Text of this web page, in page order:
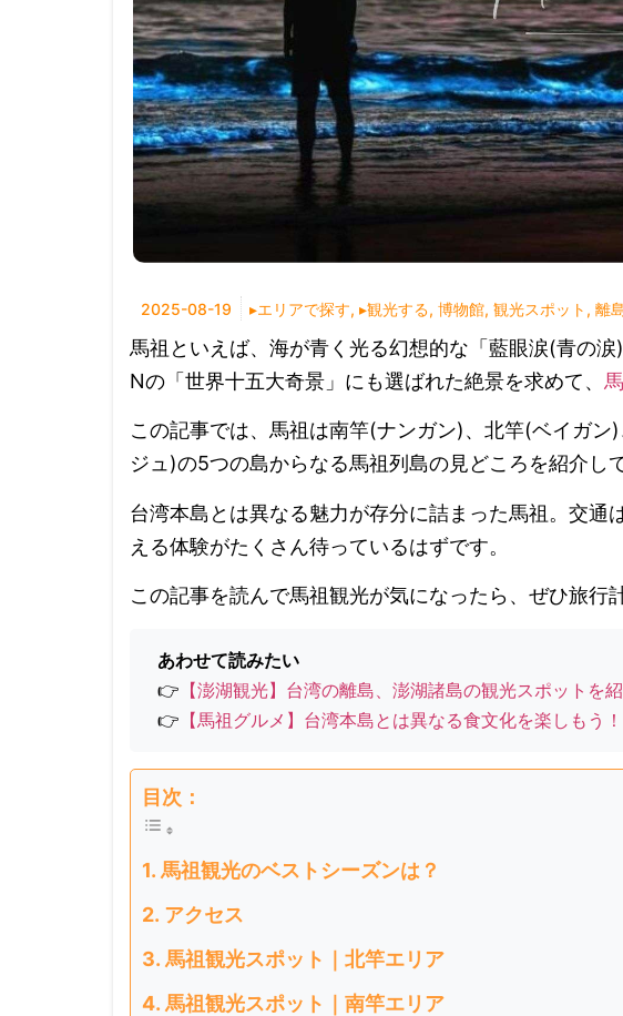
2025-08-19 ▸エリアで探す, ▸観光する, 博物館, 観光スポット , 離
馬祖といえば、海が青く光る幻想的な「藍眼涙(青の
Nの「世界十五大奇景」にも選ばれた絶景を求めて、
この記事では、馬祖は南竿(ナンガン)、北竿(ベイガ
ジュ)の5つの島からなる馬祖列島の見どころを紹介し
台湾本島とは異なる魅力が存分に詰まった馬祖。交通
える体験がたくさん待っているはずです。
この記事を読んで馬祖観光が気になったら、ぜひ旅行
あわせて読みたい
👉 【澎湖観光】台湾の離島、澎湖諸島の観光スポットを紹
👉 【馬祖グルメ】台湾本島とは異なる食文化を楽しもう！
目次：
馬祖観光のベストシーズンは？
アクセス
馬祖観光スポット｜北竿エリア
馬祖観光スポット｜南竿エリア